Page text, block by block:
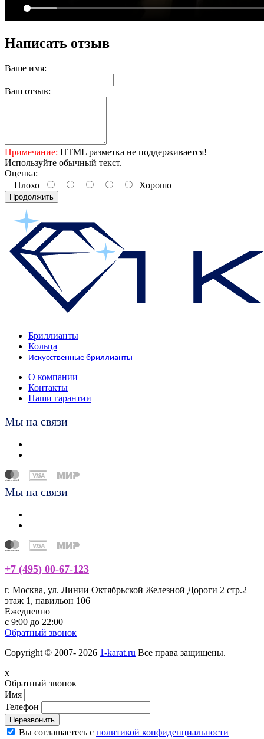
Написать отзыв
Ваше имя:
Ваш отзыв:
Примечание: HTML разметка не поддерживается!
Используйте обычный текст.
Оценка:
Плохо
Хорошо
Продолжить
Бриллианты
Кольца
Искусственные бриллианты
О компании
Контакты
Наши гарантии
Мы на связи
Мы на связи
+7 (495) 00-67-123
г. Москва, ул. Линии Октябрьской Железной Дороги 2 стр.2
этаж 1, павильон 106
Ежедневно
с 9:00 до 22:00
Обратный звонок
Copyright © 2007- 2026 1-karat.ru Все права защищены.
x
Обратный звонок
Имя
Телефон
Перезвонить
Вы соглашаетесь с политикой конфиденциальности